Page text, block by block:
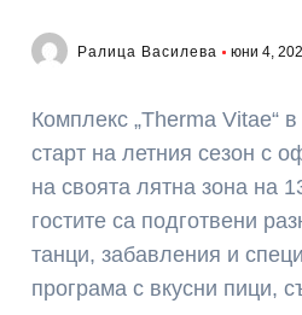
Ралица Василева юни 4,
Комплекс „Therma Vitae“
старт на летния сезон с
на своята лятна зона на
гостите са подготвени
танци, забавления и
програма с вкусни пици,